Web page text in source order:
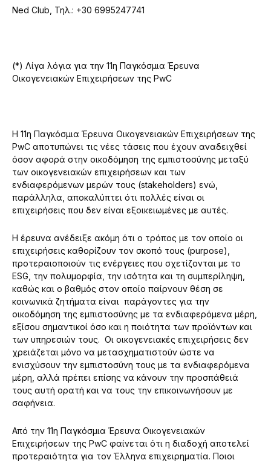
Ned Club, Τηλ.: +30 6995247741
(*) Λίγα λόγια για την 11η Παγκόσμια Έρευνα
Οικογενειακών Επιχειρήσεων της PwC
H 11η Παγκόσμια Έρευνα Οικογενειακών Επιχειρήσεων της
PwC αποτυπώνει τις νέες τάσεις που έχουν αναδειχθεί
όσον αφορά στην οικοδόμηση της εμπιστοσύνης μεταξύ
των οικογενειακών επιχειρήσεων και των
ενδιαφερόμενων μερών τους (stakeholders) ενώ,
παράλληλα, αποκαλύπτει ότι πολλές είναι οι
επιχειρήσεις που δεν είναι εξοικειωμένες με αυτές.
Η έρευνα ανέδειξε ακόμη ότι ο τρόπος με τον οποίο οι
επιχειρήσεις καθορίζουν τον σκοπό τους (purpose),
προτεραιοποιούν τις ενέργειες που σχετίζονται με το
ESG, την πολυμορφία, την ισότητα και τη συμπερίληψη,
καθώς και ο βαθμός στον οποίο παίρνουν θέση σε
κοινωνικά ζητήματα είναι παράγοντες για την
οικοδόμηση της εμπιστοσύνης με τα ενδιαφερόμενα μέρη,
εξίσου σημαντικοί όσο και η ποιότητα των προϊόντων και
των υπηρεσιών τους. Οι οικογενειακές επιχειρήσεις δεν
χρειάζεται μόνο να μετασχηματιστούν ώστε να
ενισχύσουν την εμπιστοσύνη τους με τα ενδιαφερόμενα
μέρη, αλλά πρέπει επίσης να κάνουν την προσπάθειά
τους αυτή ορατή και να τους την επικοινωνήσουν με
σαφήνεια.
Από την 11η Παγκόσμια Έρευνα Οικογενειακών
Επιχειρήσεων της PwC φαίνεται ότι η διαδοχή αποτελεί
προτεραιότητα για τον Έλληνα επιχειρηματία. Ποιοι